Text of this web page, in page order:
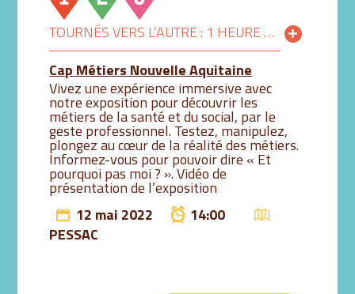
TOURNÉS VERS L’AUTRE : 1 HEURE POUR DÉCOUVRIR LES MÉTIERS AUTREMENT
Cap Métiers Nouvelle Aquitaine
Vivez une expérience immersive avec
notre exposition pour découvrir les
métiers de la santé et du social, par le
geste professionnel. Testez, manipulez,
plongez au cœur de la réalité des métiers.
Informez-vous pour pouvoir dire « Et
pourquoi pas moi ? ». Vidéo de
présentation de l’exposition
12 mai 2022
14:00
PESSAC